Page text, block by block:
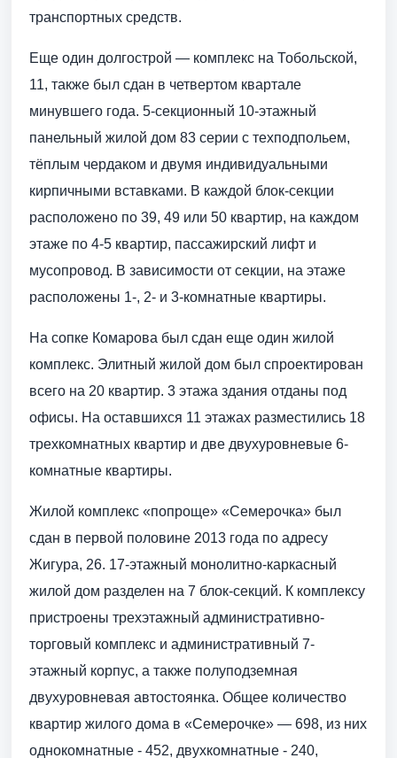
транспортных средств.
Еще один долгострой — комплекс на Тобольской,
11, также был сдан в четвертом квартале
минувшего года. 5-секционный 10-этажный
панельный жилой дом 83 серии с техподпольем,
тёплым чердаком и двумя индивидуальными
кирпичными вставками. В каждой блок-секции
расположено по 39, 49 или 50 квартир, на каждом
этаже по 4-5 квартир, пассажирский лифт и
мусопровод. В зависимости от секции, на этаже
расположены 1-, 2- и 3-комнатные квартиры.
На сопке Комарова был сдан еще один жилой
комплекс. Элитный жилой дом был спроектирован
всего на 20 квартир. 3 этажа здания отданы под
офисы. На оставшихся 11 этажах разместились 18
трехкомнатных квартир и две двухуровневые 6-
комнатные квартиры.
Жилой комплекс «попроще» «Семерочка» был
сдан в первой половине 2013 года по адресу
Жигура, 26. 17-этажный монолитно-каркасный
жилой дом разделен на 7 блок-секций. К комплексу
пристроены трехэтажный административно-
торговый комплекс и административный 7-
этажный корпус, а также полуподземная
двухуровневая автостоянка. Общее количество
квартир жилого дома в «Семерочке» — 698, из них
однокомнатные - 452, двухкомнатные - 240,